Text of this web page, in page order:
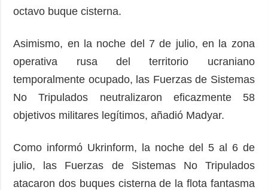
octavo buque cisterna.
Asimismo, en la noche del 7 de julio, en la zona
operativa rusa del territorio ucraniano
temporalmente ocupado, las Fuerzas de Sistemas
No Tripulados neutralizaron eficazmente 58
objetivos militares legítimos, añadió Madyar.
Como informó Ukrinform, la noche del 5 al 6 de
julio, las Fuerzas de Sistemas No Tripulados
atacaron dos buques cisterna de la flota fantasma